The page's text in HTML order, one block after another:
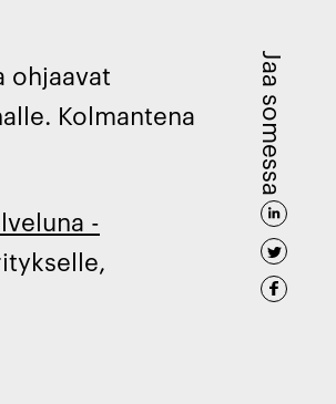
Jaa somessa
ohjaavat
Kolmantena
-